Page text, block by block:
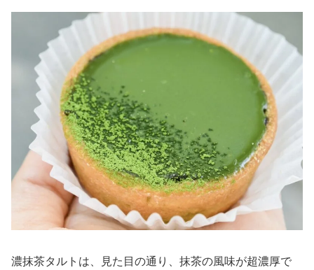
濃抹茶タルトは、見た目の通り、抹茶の風味が超濃厚で